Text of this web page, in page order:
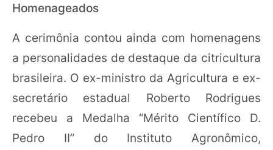
Homenageados
A cerimônia contou ainda com homenagens
a personalidades de destaque da citricultura
brasileira. O ex-ministro da Agricultura e ex-
secretário estadual Roberto Rodrigues
recebeu a Medalha “Mérito Científico D.
Pedro II” do Instituto Agronômico,